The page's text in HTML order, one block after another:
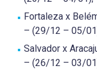
Fortaleza x
– (29/12 – 05/
Salvador x
– (26/12 – 03/